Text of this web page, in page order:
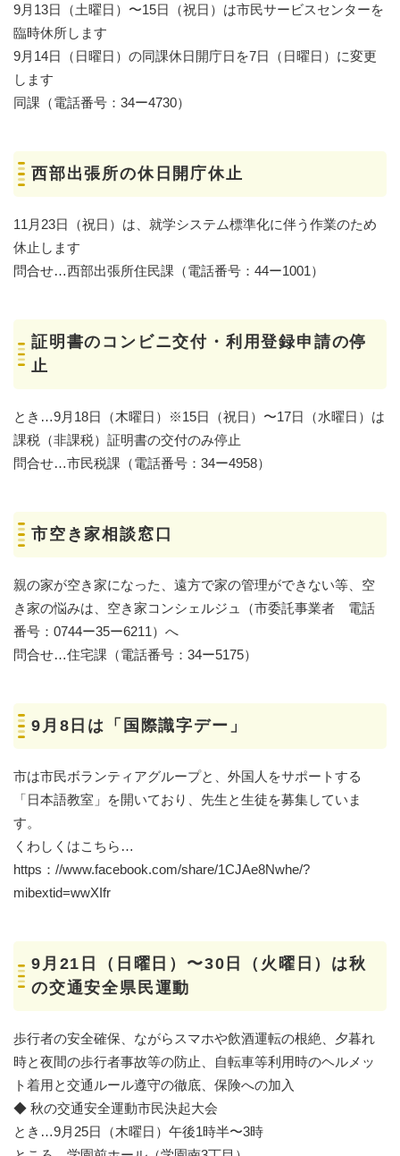
9月13日（土曜日）〜15日（祝日）は市民サービスセンターを
臨時休所します
9月14日（日曜日）の同課休日開庁日を7日（日曜日）に変更
します
同課（電話番号：34ー4730）
西部出張所の休日開庁休止
11月23日（祝日）は、就学システム標準化に伴う作業のため
休止します
問合せ…西部出張所住民課（電話番号：44ー1001）
証明書のコンビニ交付・利用登録申請の停
止
とき…9月18日（木曜日）※15日（祝日）〜17日（水曜日）は
課税（非課税）証明書の交付のみ停止
問合せ…市民税課（電話番号：34ー4958）
市空き家相談窓口
親の家が空き家になった、遠方で家の管理ができない等、空
き家の悩みは、空き家コンシェルジュ（市委託事業者 電話
番号：0744ー35ー6211）へ
問合せ…住宅課（電話番号：34ー5175）
9月8日は「国際識字デー」
市は市民ボランティアグループと、外国人をサポートする
「日本語教室」を開いており、先生と生徒を募集していま
す。
くわしくはこちら…
https：//www.facebook.com/share/1CJAe8Nwhe/?
mibextid=wwXIfr
9月21日（日曜日）〜30日（火曜日）は秋
の交通安全県民運動
歩行者の安全確保、ながらスマホや飲酒運転の根絶、夕暮れ
時と夜間の歩行者事故等の防止、自転車等利用時のヘルメッ
ト着用と交通ルール遵守の徹底、保険への加入
◆ 秋の交通安全運動市民決起大会
とき…9月25日（木曜日）午後1時半〜3時